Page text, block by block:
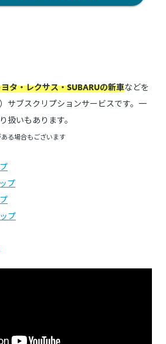
タ・レクサス・SUBARUの新車などを
サブスクリプションサービスです。一
扱いもあります。
る場合もございます
プ
プ